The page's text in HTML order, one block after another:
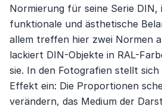
Normierung für seine Serie DIN,
funktionale und ästhetische
allem treffen hier zwei Normen
lackiert DIN-Objekte in RAL-
sie. In den Fotografien stellt
Effekt ein: Die Proportionen
verändern, das Medium der